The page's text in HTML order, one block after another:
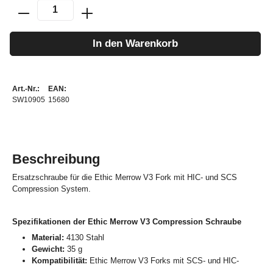
In den Warenkorb
Art.-Nr.:
SW10905
EAN:
15680
Beschreibung
Ersatzschraube für die Ethic Merrow V3 Fork mit HIC- und SCS
Compression System.
Spezifikationen der Ethic Merrow V3 Compression Schraube
Material: 4130 Stahl
Gewicht: 35 g
Kompatibilität: Ethic Merrow V3 Forks mit SCS- und HIC-